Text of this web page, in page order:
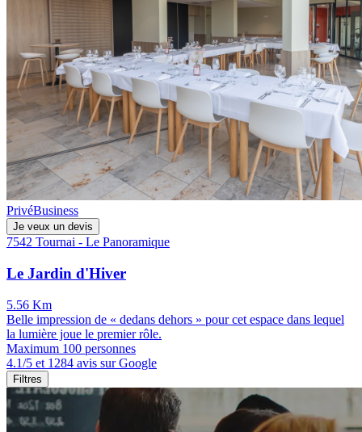
PrivéBusiness
Je veux un devis
7542 Tournai - Le Panoramique
Le Jardin d'Hiver
5.56 Km
Belle impression de « dedans dehors » pour cet espace dans lequel
la lumière joue le premier rôle.
Maximum 100 personnes
4.1/5 et 1284 avis sur Google
Filtres